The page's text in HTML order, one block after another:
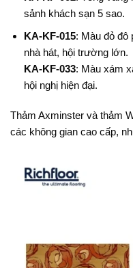
sảnh khách sạn 5 sao.
KA-KF-015: Màu đỏ đô
nhà hát, hội trường lớn.
KA-KF-033: Màu xám
hội nghị hiện đại.
Thảm Axminster và thảm
các không gian cao cấp,